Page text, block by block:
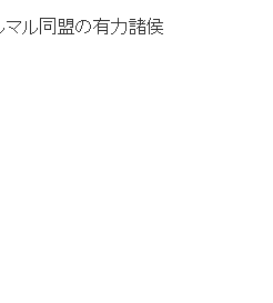
の有力諸侯